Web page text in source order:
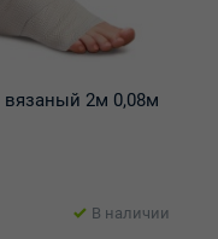
2м 0,08м
В наличии